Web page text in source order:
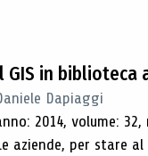
GIS in biblioteca
Dapiaggi
2014, volume: 32,
aziende, per stare